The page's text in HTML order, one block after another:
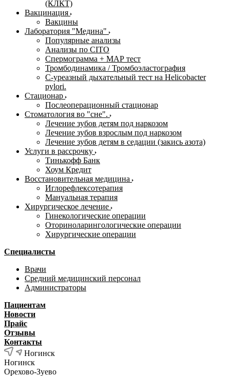
(КЛКТ)
Вакцинация
Вакцины
Лаборатория "Медина"
Популярные анализы
Анализы по CITO
Спермограмма + МАР тест
Тромбодинамика / Тромбоэластография
С-уреазный дыхательный тест на Helicobacter
pylori.
Стационар
Послеоперационный стационар
Стоматология во "сне".
Лечение зубов детям под наркозом
Лечение зубов взрослым под наркозом
Лечение зубов детям в седации (закись азота)
Услуги в рассрочку
Тинькофф Банк
Хоум Кредит
Восстановительная медицина
Иглорефлексотерапия
Мануальная терапия
Хирургическое лечение
Гинекологические операции
Оториноларингологические операции
Хирургические операции
Специалисты
Врачи
Средний медицинский персонал
Администраторы
Пациентам
Новости
Прайс
Отзывы
Контакты
Ногинск
Ногинск
Орехово-Зуево